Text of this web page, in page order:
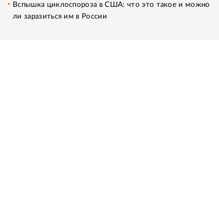
Вспышка циклоспороза в США: что это такое и можно
ли заразиться им в России